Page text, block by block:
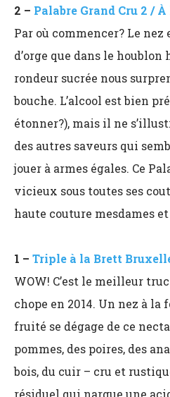
2 – Palabre Grand Cru 2 /
Par où commencer? Le
d’orge que dans le houblon
rondeur sucrée nous
bouche. L’alcool est bien
étonner?), mais il ne
des autres saveurs qui
jouer à armes égales. Ce
vicieux sous toutes ses
haute couture mesdames
1 – Triple à la Brett
WOW! C’est le meilleur
chope en 2014. Un nez à la
fruité se dégage de ce
pommes, des poires, des
bois, du cuir – cru et
résiduel qui nargue une